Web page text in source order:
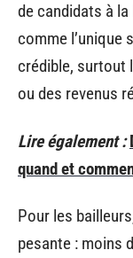
de candidats à la
comme
crédible, surtout
ou des revenus
Lire également :
quand et
Pour les
pesante : moins